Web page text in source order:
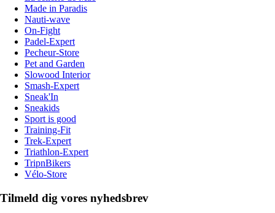
Made in Paradis
Nauti-wave
On-Fight
Padel-Expert
Pecheur-Store
Pet and Garden
Slowood Interior
Smash-Expert
Sneak'In
Sneakids
Sport is good
Training-Fit
Trek-Expert
Triathlon-Expert
TripnBikers
Vélo-Store
Tilmeld dig vores nyhedsbrev